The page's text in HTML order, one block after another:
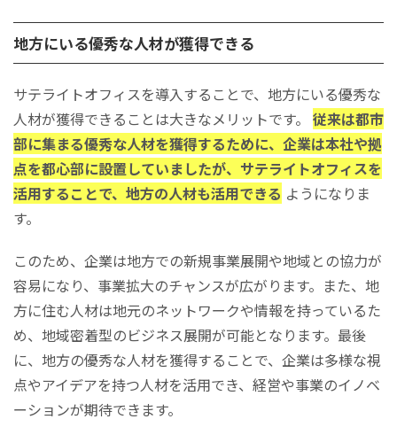
地方にいる優秀な人材が獲得できる
サテライトオフィスを導入することで、地方にいる優秀な
人材が獲得できることは大きなメリットです。 従来は都市
部に集まる優秀な人材を獲得するために、企業は本社や拠
点を都心部に設置していましたが、サテライトオフィスを
活用することで、地方の人材も活用できる ようになりま
す。
このため、企業は地方での新規事業展開や地域との協力が
容易になり、事業拡大のチャンスが広がります。また、地
方に住む人材は地元のネットワークや情報を持っているた
め、地域密着型のビジネス展開が可能となります。最後
に、地方の優秀な人材を獲得することで、企業は多様な視
点やアイデアを持つ人材を活用でき、経営や事業のイノベ
ーションが期待できます。